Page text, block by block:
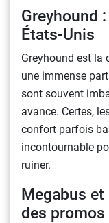
Greyhound
États-Unis
Greyhound est la
une immense
sont souvent
avance. Certes,
confort parfois
incontournable
ruiner.
Megabus
des